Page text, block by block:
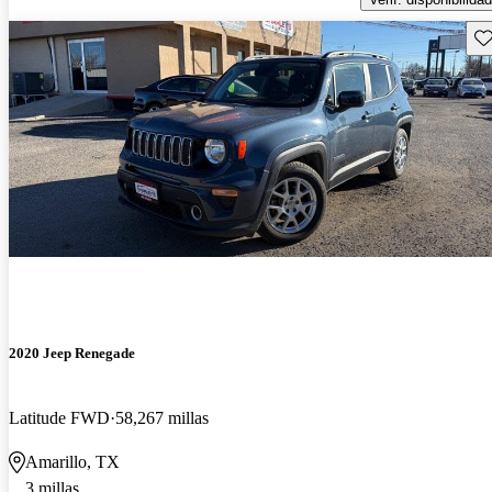
2020 Jeep Renegade
Latitude FWD 58,267 millas
Amarillo, TX